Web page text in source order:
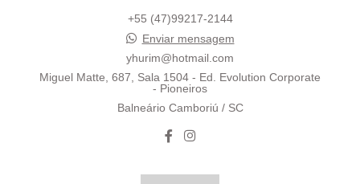
+55 (47)99217-2144
Enviar mensagem
yhurim@hotmail.com
Miguel Matte, 687, Sala 1504 - Ed. Evolution Corporate
- Pioneiros
Balneário Camboriú / SC